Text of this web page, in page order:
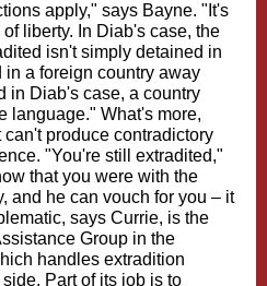
apply," says Bayne. "It's
liberty. In Diab's case, the
isn't simply detained in
a foreign country away
in Diab's case, a country
language." What's more,
produce contradictory
"You're still extradited,"
that you were with the
and he can vouch for you – it
says Currie, is the
Group in the
handles extradition
Part of its job is to